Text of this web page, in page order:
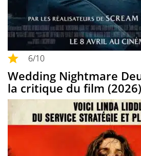
6/10
Wedding Nightmare
la critique du film (2026)